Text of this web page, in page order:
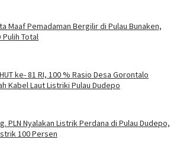
Maaf Pemadaman Bergilir di Pulau Bunaken,
Pulih Total
ke- 81 RI, 100 % Rasio Desa Gorontalo
Kabel Laut Listriki Pulau Dudepo
PLN Nyalakan Listrik Perdana di Pulau Dudepo,
100 Persen